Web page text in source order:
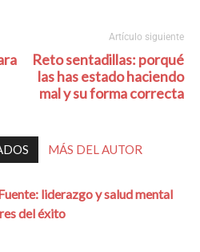
Artículo siguiente
Reto sentadillas: porqué
las has estado haciendo
mal y su forma correcta
MÁS DEL AUTOR
liderazgo y salud mental
del éxito